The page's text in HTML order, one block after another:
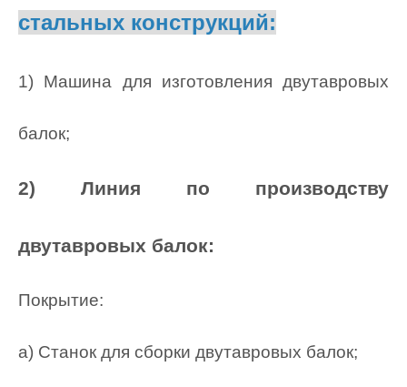
стальных конструкций:
1) Машина для изготовления двутавровых
балок;
2) Линия по производству
двутавровых балок:
Покрытие:
а) Станок для сборки двутавровых балок;